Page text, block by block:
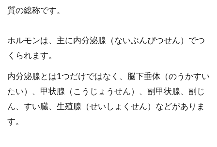
質の総称です。
ホルモンは、主に内分泌腺（ないぶんぴつせん）でつ
くられます。
内分泌腺とは1つだけではなく、脳下垂体（のうかすい
たい）、甲状腺（こうじょうせん）、副甲状腺、副じ
ん、すい臓、生殖腺（せいしょくせん）などがありま
す。